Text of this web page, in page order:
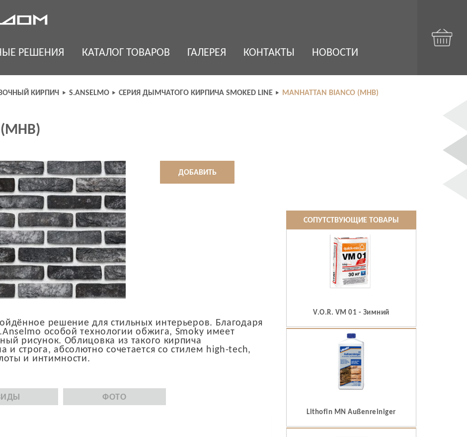
РЕШЕНИЯ КАТАЛОГ ТОВАРОВ ГАЛЕРЕЯ КОНТАКТЫ НОВОСТИ
КИРПИЧ S.ANSELMO СЕРИЯ ДЫМЧАТОГО КИРПИЧА SMOKED LINE MANHATTAN BIANCO (MHB)
ДОБАВИТЬ
решение для стильных интерьеров. Благодаря
особой технологии обжига, Smoky имеет
рисунок. Облицовка из такого кирпича
строга, абсолютно сочетается со стилем high-tech,
и интимности.
ФОТО
СОПУТСТВУЮЩИЕ ТОВАРЫ
V.O.R. VM 01 - Зимний
Lithofin MN Außenreiniger